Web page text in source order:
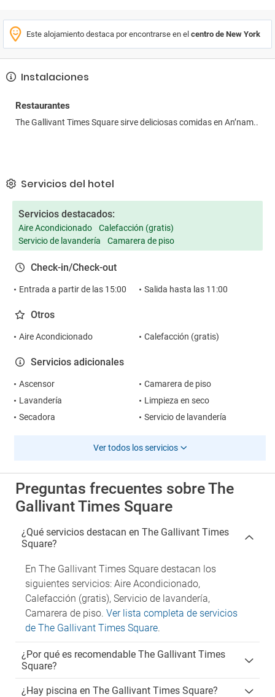
Este alojamiento destaca por encontrarse en el centro de New York
Instalaciones
Restaurantes
The Gallivant Times Square sirve deliciosas comidas en An’nam..
Servicios del hotel
Servicios destacados:
Aire Acondicionado
Calefacción (gratis)
Servicio de lavandería
Camarera de piso
Check-in/Check-out
Entrada a partir de las 15:00 Salida hasta las 11:00
Otros
Aire Acondicionado Calefacción (gratis)
Servicios adicionales
Ascensor
Camarera de piso
Lavandería
Limpieza en seco
Secadora
Servicio de lavandería
Ver todos los servicios
Preguntas frecuentes sobre The
Gallivant Times Square
¿Qué servicios destacan en The Gallivant Times
Square?
En The Gallivant Times Square destacan los
siguientes servicios: Aire Acondicionado,
Calefacción (gratis), Servicio de lavandería,
Camarera de piso. Ver lista completa de servicios
de The Gallivant Times Square.
¿Por qué es recomendable The Gallivant Times
Square?
¿Hay piscina en The Gallivant Times Square?